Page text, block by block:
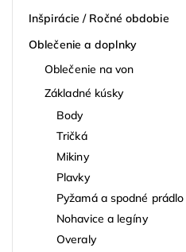
Inšpirácie / Ročné obdobie
Oblečenie a doplnky
Oblečenie na von
Základné kúsky
Body
Tričká
Mikiny
Plavky
Pyžamá a spodné prádlo
Nohavice a legíny
Overaly